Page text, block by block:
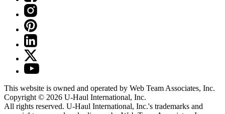
This website is owned and operated by Web Team Associates, Inc.
Copyright © 2026 U-Haul International, Inc.
All rights reserved. U-Haul International, Inc.'s trademarks and